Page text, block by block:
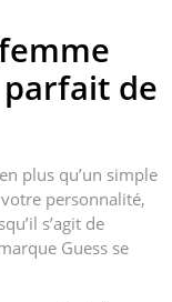
parfait de
plus qu’un simple
personnalité,
s’agit de
Guess se